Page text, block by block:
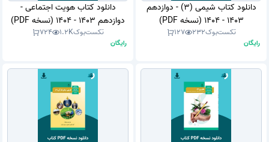
دانلود کتاب شیمی (3) - دوازدهم
1403 - 1404 (نسخه PDF)
تکست‌بوک232
127
رایگان
دانلود کتاب هویت اجتماعی -
دوازدهم 1403 - 1404 (نسخه PDF)
تکست‌بوک1.2K
724
رایگان